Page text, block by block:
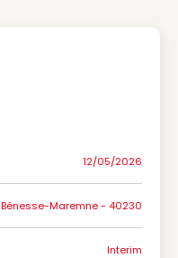
12/05/2026
Bénesse-Maremne - 40230
Interim